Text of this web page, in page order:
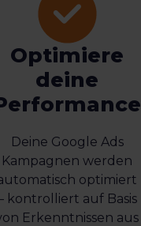
Optimiere
deine
Deine Google Ads
Kampagnen werden
optimiert
kontrolliert auf Basis
Erkenntnissen aus